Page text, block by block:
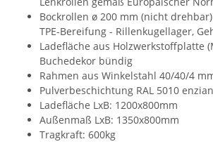
Bockrollen ø 200 mm (nicht
TPE-Bereifung - Rillenkugellager,
Ladefläche aus Holzwerkstoffplatte
Buchedekor bündig
Rahmen aus Winkelstahl 40/40/4
Pulverbeschichtung RAL 5010
Ladefläche LxB: 1200x800mm
Außenmaß LxB: 1350x800mm
Tragkraft: 600kg